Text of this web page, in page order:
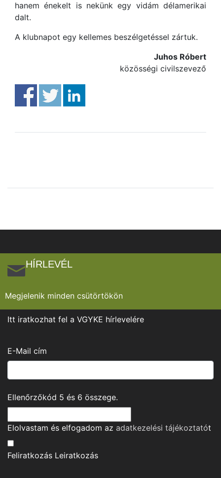
hanem énekelt is nekünk egy vidám délamerikai
dalt.
A klubnapot egy kellemes beszélgetéssel zártuk.
Juhos Róbert
közösségi civilszevező
HÍRLEVÉL
Megjelenik minden csütörtökön
Itt iratkozhat fel a VGYKE hírlevelére
E-Mail cím
Ellenőrzőkód 5 és 6 összege.
Elolvastam és elfogadom az adatkezelési tájékoztatót
Feliratkozás Leiratkozás